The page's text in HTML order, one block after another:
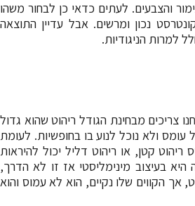
והצבעים. לעתים כדאי כן לבחור משהו
נכון ומרשים. אבל עדיין התוצאה
למרות הניגודיות.
צריכים מבחינת הגודל ריהוט שהוא גדול
עומס ולא נוכל לנוע בו בחופשיות. לעומת
ריהוט קטן, או ריהוט דליל יכול להיראות
היא בעיצוב מינימליסטי אז זו לא הדרך,
אך הקווים שלו נקיים, הוא לא עמוס והוא